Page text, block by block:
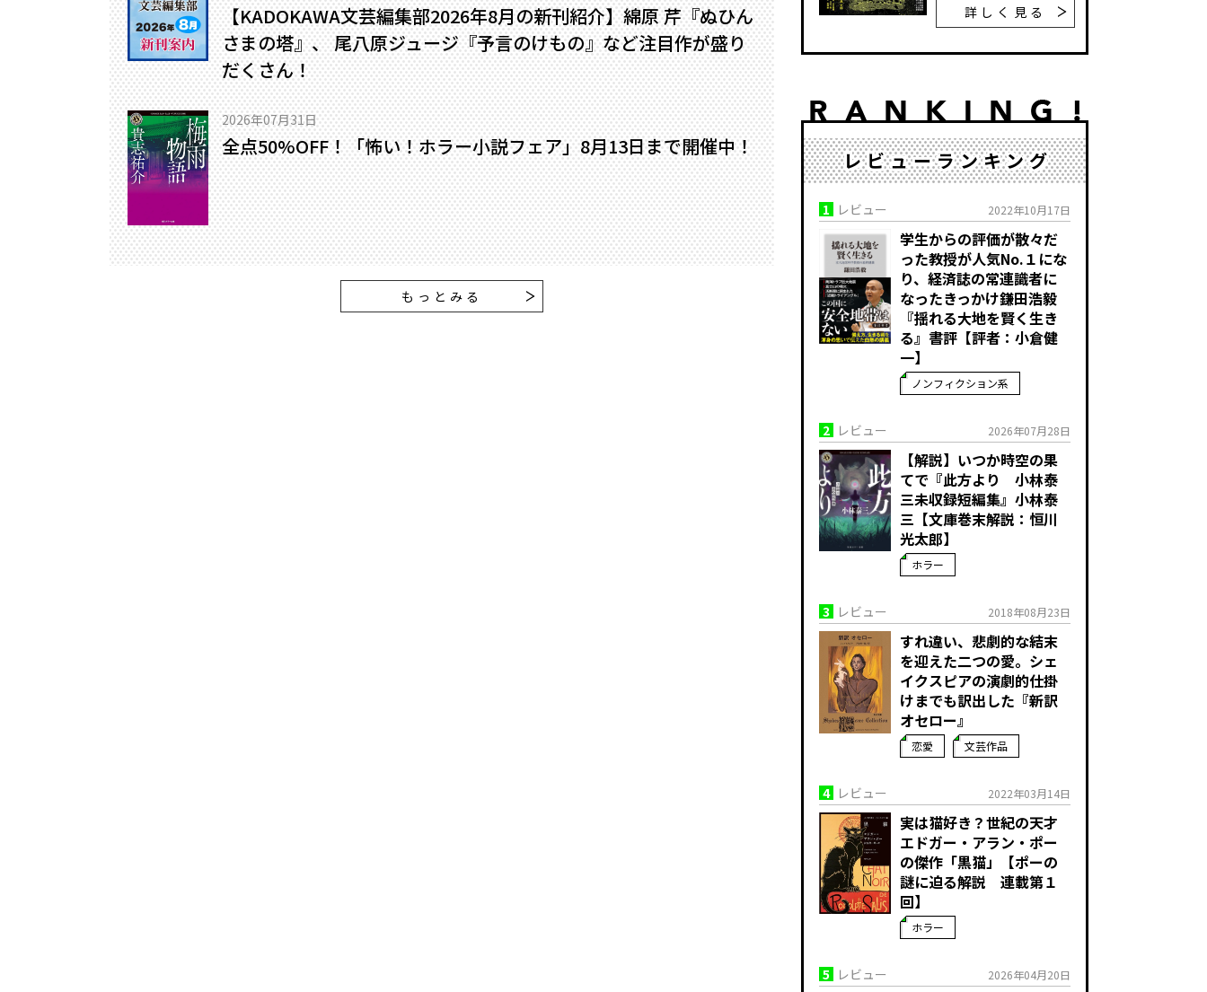
【KADOKAWA文芸編集部2026年8月の新刊紹介】綿原 芹『ぬひん
さまの塔』、 尾八原ジュージ『予言のけもの』など注目作が盛り
だくさん！
2026年07月31日
全点50%OFF！「怖い！ホラー小説フェア」8月13日まで開催中！
もっとみる
詳しく見る
レビューランキング
1 レビュー 2022年10月17日
学生からの評価が散々だ
った教授が人気No.１にな
り、経済誌の常連識者に
なったきっかけ――鎌田浩毅
『揺れる大地を賢く生き
る』書評【評者：小倉健
一】
ノンフィクション系
2 レビュー 2026年07月28日
【解説】いつか時空の果
てで――『此方より 小林泰
三未収録短編集』小林泰
三【文庫巻末解説：恒川
光太郎】
ホラー
3 レビュー 2018年08月23日
すれ違い、悲劇的な結末
を迎えた二つの愛。シェ
イクスピアの演劇的仕掛
けまでも訳出した『新訳
オセロー』
恋愛 文芸作品
4 レビュー 2022年03月14日
実は猫好き？世紀の天才
エドガー・アラン・ポー
の傑作「黒猫」【ポーの
謎に迫る解説 連載第１
回】
ホラー
5 レビュー 2026年04月20日